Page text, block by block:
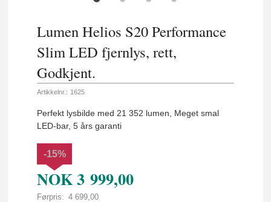
Lumen Helios S20 Performance
Slim LED fjernlys, rett,
Godkjent.
Artikkelnr.: 1625
Perfekt lysbilde med 21 352 lumen, Meget smal
LED-bar, 5 års garanti
NOK3 999,00
Førpris: 4 699,00
-15%